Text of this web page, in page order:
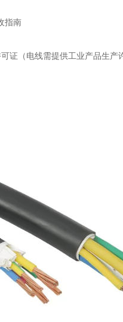
指南
证（电线需提供工业产品生